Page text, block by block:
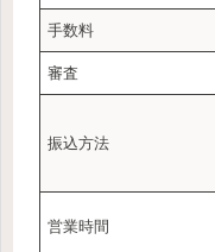
手数料
審査
振込方法
営業時間